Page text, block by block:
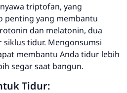
triptofan, yang
penting yang membantu
dan melatonin, dua
tidur. Mengonsumsi
membantu Anda tidur lebih
segar saat bangun.
Tidur: